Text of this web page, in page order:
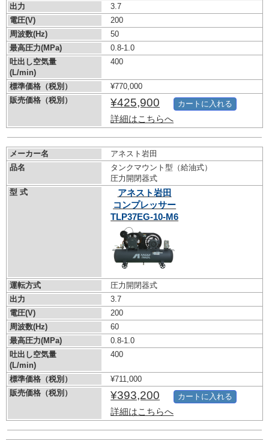
出力
3.7
電圧(V)
200
周波数(Hz)
50
最高圧力(MPa)
0.8-1.0
吐出し空気量
(L/min)
400
標準価格（税別）
¥770,000
販売価格（税別）
¥425,900
詳細はこちらへ
カートに入れる
メーカー名
アネスト岩田
品名
タンクマウント型（給油式）
圧力開閉器式
型 式
アネスト岩田
コンプレッサー
TLP37EG-10-M6
運転方式
圧力開閉器式
出力
3.7
電圧(V)
200
周波数(Hz)
60
最高圧力(MPa)
0.8-1.0
吐出し空気量
(L/min)
400
標準価格（税別）
¥711,000
販売価格（税別）
¥393,200
詳細はこちらへ
カートに入れる